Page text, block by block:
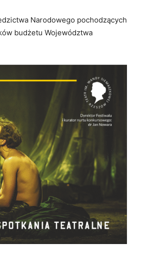
Narodowego pochodzących
budżetu Województwa